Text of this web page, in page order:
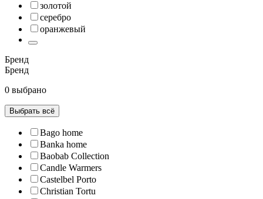
золотой
серебро
оранжевый
Бренд
Бренд
0 выбрано
Выбрать всё
Bago home
Banka home
Baobab Collection
Candle Warmers
Castelbel Porto
Christian Tortu